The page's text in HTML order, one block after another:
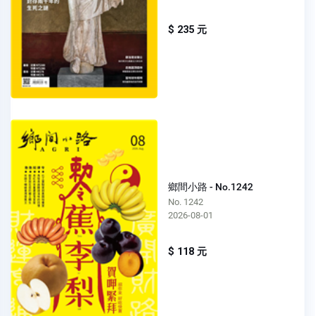
$ 235 元
鄉間小路 - No.1242
No. 1242
2026-08-01
$ 118 元